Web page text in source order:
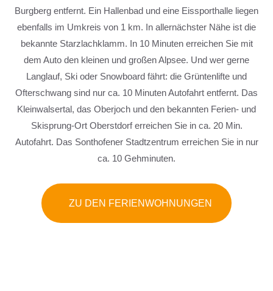
Burgberg entfernt. Ein Hallenbad und eine Eissporthalle liegen
ebenfalls im Umkreis von 1 km. In allernächster Nähe ist die
bekannte Starzlachklamm. In 10 Minuten erreichen Sie mit
dem Auto den kleinen und großen Alpsee. Und wer gerne
Langlauf, Ski oder Snowboard fährt: die Grüntenlifte und
Ofterschwang sind nur ca. 10 Minuten Autofahrt entfernt. Das
Kleinwalsertal, das Oberjoch und den bekannten Ferien- und
Skisprung-Ort Oberstdorf erreichen Sie in ca. 20 Min.
Autofahrt. Das Sonthofener Stadtzentrum erreichen Sie in nur
ca. 10 Gehminuten.
ZU DEN FERIENWOHNUNGEN